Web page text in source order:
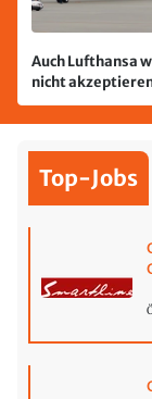
Auch Lufthansa
nicht
Top-Jobs